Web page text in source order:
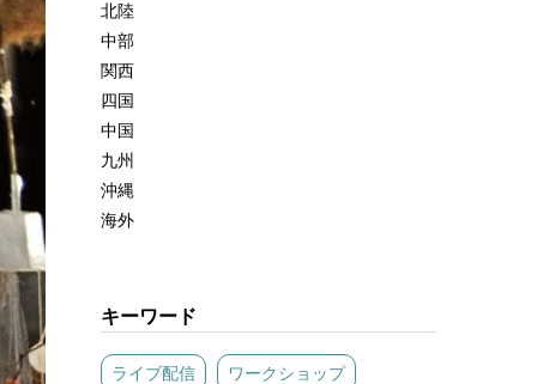
北陸
中部
関西
四国
中国
九州
沖縄
海外
キーワード
ライブ配信 ワークショップ